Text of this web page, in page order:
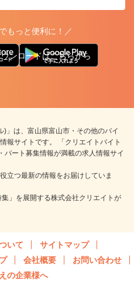
もっと便利に！／
ンロードはこちらから
)」は、富山県富山市・その他のバイ
報サイトです。 「クリエイトバイト
パート募集情報が満載の求人情報サイ
立つ最新の情報をお届けしていま
」を展開する株式会社クリエイトが
いて
サイトマップ
会社概要
お問い合わせ
の企業様へ